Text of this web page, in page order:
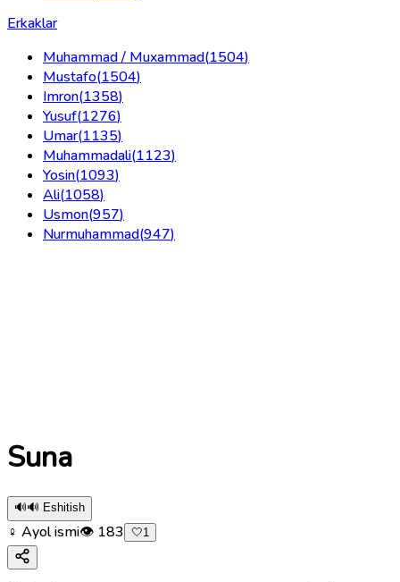
Erkaklar
Muhammad / Muxammad(1504)
Mustafo(1504)
Imron(1358)
Yusuf(1276)
Umar(1135)
Muhammadali(1123)
Yosin(1093)
Ali(1058)
Usmon(957)
Nurmuhammad(947)
Suna
🔊🔊 Eshitish
♀ Ayol ismi👁 183 🤍1